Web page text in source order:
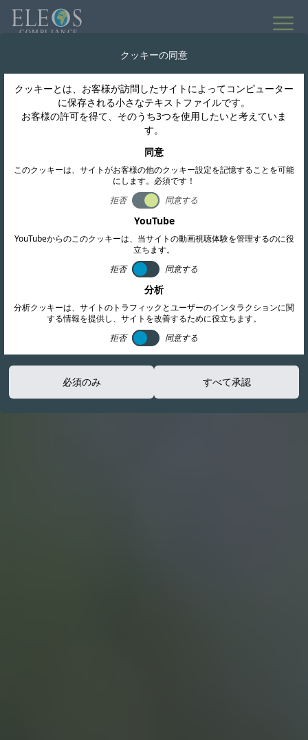
クッキーの同意
クッキーとは、お客様が訪問したサイトによってコンピューター
に保存される小さなテキストファイルです。
お客様の許可を得て、そのうち3つを使用したいと考えていま
す。
同意
このクッキーは、サイトがお客様の他のクッキー設定を記憶することを可能
にします。必須です！
拒否
同意する
YouTube
YouTubeからのこのクッキーは、当サイトの動画視聴体験を管理するのに役
立ちます。
拒否
同意する
分析
分析クッキーは、サイトのトラフィックとユーザーのインタラクションに関
する情報を提供し、サイトを改善するために役立ちます。
拒否
同意する
必須のみ すべて承認